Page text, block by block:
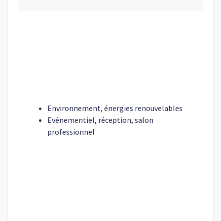
Environnement, énergies renouvelables
Evénementiel, réception, salon
professionnel